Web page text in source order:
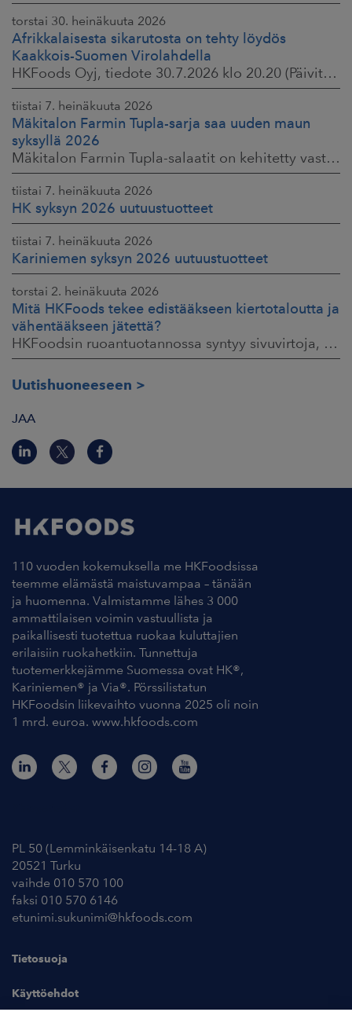
torstai 30. heinäkuuta 2026
Afrikkalaisesta sikarutosta on tehty löydös
Kaakkois-Suomen Virolahdella
HKFoods Oyj, tiedote 30.7.2026 klo 20.20 (Päivitetty 3.8.2026 )
tiistai 7. heinäkuuta 2026
Mäkitalon Farmin Tupla-sarja saa uuden maun
syksyllä 2026
Mäkitalon Farmin Tupla-salaatit on kehitetty vastaamaan kuluttajien toiveisiin ruokaisista, proteiinipitoisista ja helposti mukaan otettavista aterioista.
tiistai 7. heinäkuuta 2026
HK syksyn 2026 uutuustuotteet
tiistai 7. heinäkuuta 2026
Kariniemen syksyn 2026 uutuustuotteet
torstai 2. heinäkuuta 2026
Mitä HKFoods tekee edistääkseen kiertotaloutta ja
vähentääkseen jätettä?
HKFoodsin ruoantuotannossa syntyy sivuvirtoja, jotka sisältävät arvokkaita ainesosia. Niistä osa ohjataan jo muille teollisuuden aloille hyötykäyttöön
Uutishuoneeseen
JAA
110 vuoden kokemuksella me HKFoodsissa
teemme elämästä maistuvampaa – tänään
ja huomenna. Valmistamme lähes 3 000
ammattilaisen voimin vastuullista ja
paikallisesti tuotettua ruokaa kuluttajien
erilaisiin ruokahetkiin. Tunnettuja
tuotemerkkejämme Suomessa ovat HK®,
Kariniemen® ja Via®. Pörssilistatun
HKFoodsin liikevaihto vuonna 2025 oli noin
1 mrd. euroa. www.hkfoods.com
PL 50 (Lemminkäisenkatu 14-18 A)
20521 Turku
vaihde 010 570 100
faksi 010 570 6146
etunimi.sukunimi@hkfoods.com
Tietosuoja
Käyttöehdot